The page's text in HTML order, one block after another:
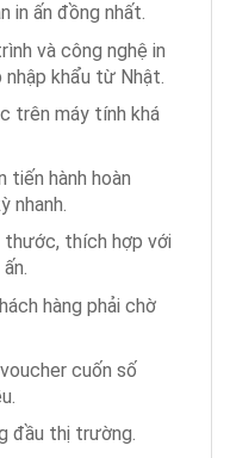
in ấn đồng nhất.
và công nghệ in
khẩu từ Nhật.
trên máy tính khá
tiến hành hoàn
nhanh.
thước, thích hợp với
hàng phải chờ
cuốn số
đầu thị trường.